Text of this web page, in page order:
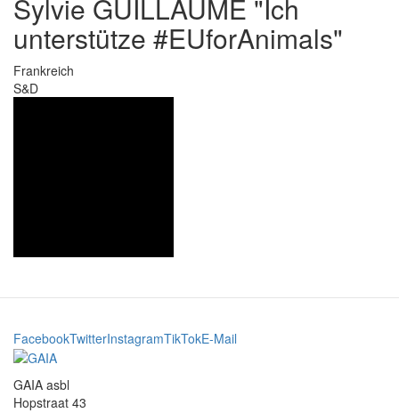
Sylvie GUILLAUME "Ich
unterstütze #EUforAnimals"
Frankreich
S&D
FacebookTwitterInstagramTikTokE-Mail
GAIA asbl
Hopstraat 43